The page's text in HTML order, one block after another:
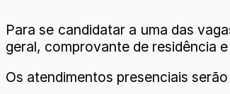
Para se candidatar a uma das
geral, comprovante de residência
Os atendimentos presenciais